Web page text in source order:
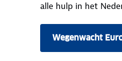
alle hulp in het
Wegenwacht